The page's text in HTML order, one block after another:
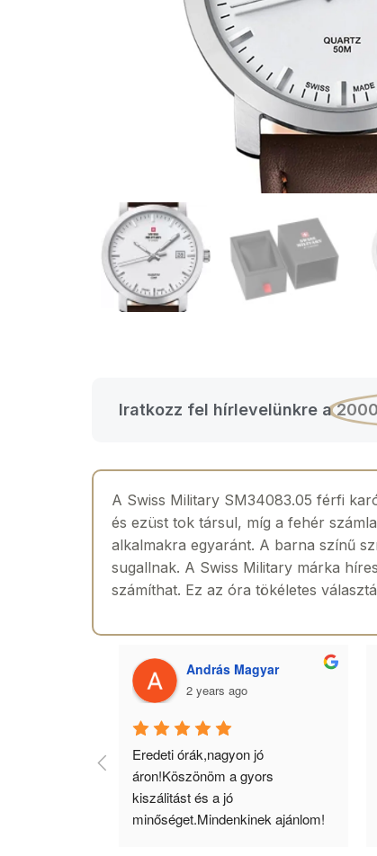
Iratkozz fel hírlevelünkre a
A Swiss Military SM34083.05 férfi
és ezüst tok társul, míg a fehér
alkalmakra egyaránt. A barna színű
sugallnak. A Swiss Military márka
számíthat. Ez az óra tökéletes
András Magyar
2 years ago
Eredeti órák,nagyon jó
áron!Köszönöm a gyors
kiszálitást és a jó
minőséget.Mindenkinek ajánlom!